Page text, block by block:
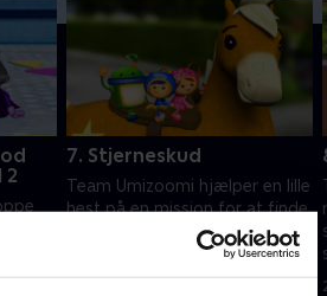
2
7. Stjerneskud
Team Umizoomi hjælper en lille
hest på en mission for at finde
magi, der kan hjælpe ham med